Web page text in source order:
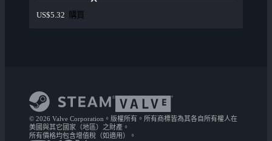
US$5.32 購買
© 2026 Valve Corporation。版權所有。所有商標皆為其各自所有權人在
美國與其它國家（地區）之財產。
所有價格均包含增值稅（如適用）。